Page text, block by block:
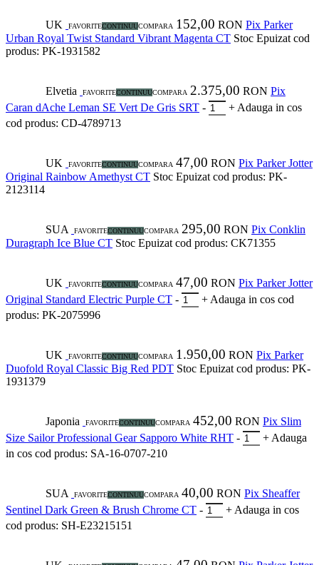
UK FAVORITECONTINUUCOMPARA 152,00 RON Pix Parker
Urban Royal Twist Standard Vibrant Magenta CT Stoc Epuizat cod
produs: PK-1931582
Elvetia FAVORITECONTINUUCOMPARA 2.375,00 RON Pix
Caran dAche Leman SE Vert De Gris SRT - + Adauga in cos
cod produs: CD-4789713
UK FAVORITECONTINUUCOMPARA 47,00 RON Pix Parker Jotter
Original Rainbow Amethyst CT Stoc Epuizat cod produs: PK-
2123114
SUA FAVORITECONTINUUCOMPARA 295,00 RON Pix Conklin
Duragraph Ice Blue CT Stoc Epuizat cod produs: CK71355
UK FAVORITECONTINUUCOMPARA 47,00 RON Pix Parker Jotter
Original Standard Electric Purple CT - + Adauga in cos cod
produs: PK-2075996
UK FAVORITECONTINUUCOMPARA 1.950,00 RON Pix Parker
Duofold Royal Classic Big Red PDT Stoc Epuizat cod produs: PK-
1931379
Japonia FAVORITECONTINUUCOMPARA 452,00 RON Pix Slim
Size Sailor Professional Gear Sapporo White RHT - + Adauga
in cos cod produs: SA-16-0707-210
SUA FAVORITECONTINUUCOMPARA 40,00 RON Pix Sheaffer
Sentinel Dark Green & Brush Chrome CT - + Adauga in cos
cod produs: SH-E23215151